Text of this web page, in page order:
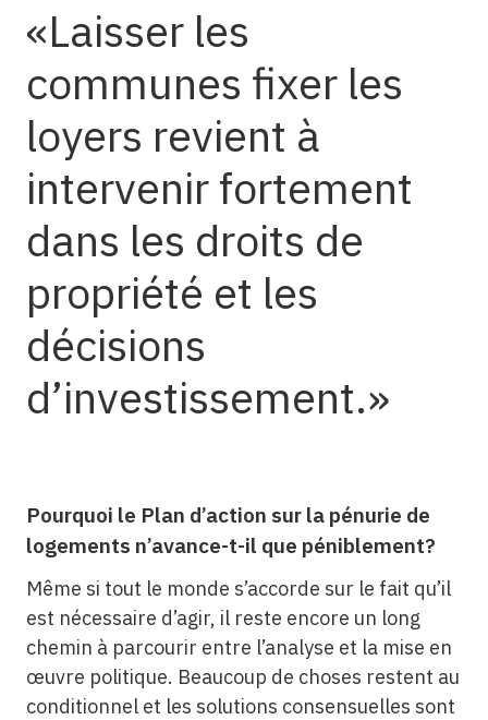
Laisser les
communes fixer les
loyers revient à
intervenir fortement
dans les droits de
propriété et les
décisions
d’investissement.
Pourquoi le Plan d’action sur la pénurie de
logements n’avance-t-il que péniblement?
Même si tout le monde s’accorde sur le fait qu’il
est nécessaire d’agir, il reste encore un long
chemin à parcourir entre l’analyse et la mise en
œuvre politique. Beaucoup de choses restent au
conditionnel et les solutions consensuelles sont